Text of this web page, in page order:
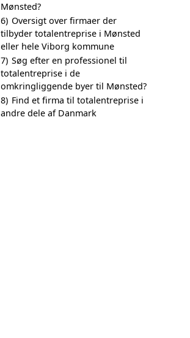
Mønsted?
6) Oversigt over firmaer der
tilbyder totalentreprise i Mønsted
eller hele Viborg kommune
7) Søg efter en professionel til
totalentreprise i de
omkringliggende byer til Mønsted?
8) Find et firma til totalentreprise i
andre dele af Danmark